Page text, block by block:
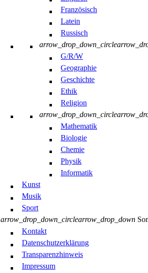
Französisch
Latein
Russisch
arrow_drop_down_circle
G/R/W
Geographie
Geschichte
Ethik
Religion
arrow_drop_down_circle
Mathematik
Biologie
Chemie
Physik
Informatik
Kunst
Musik
Sport
arrow_drop_down_circlearrow_drop_down
Kontakt
Datenschutzerklärung
Transparenzhinweis
Impressum